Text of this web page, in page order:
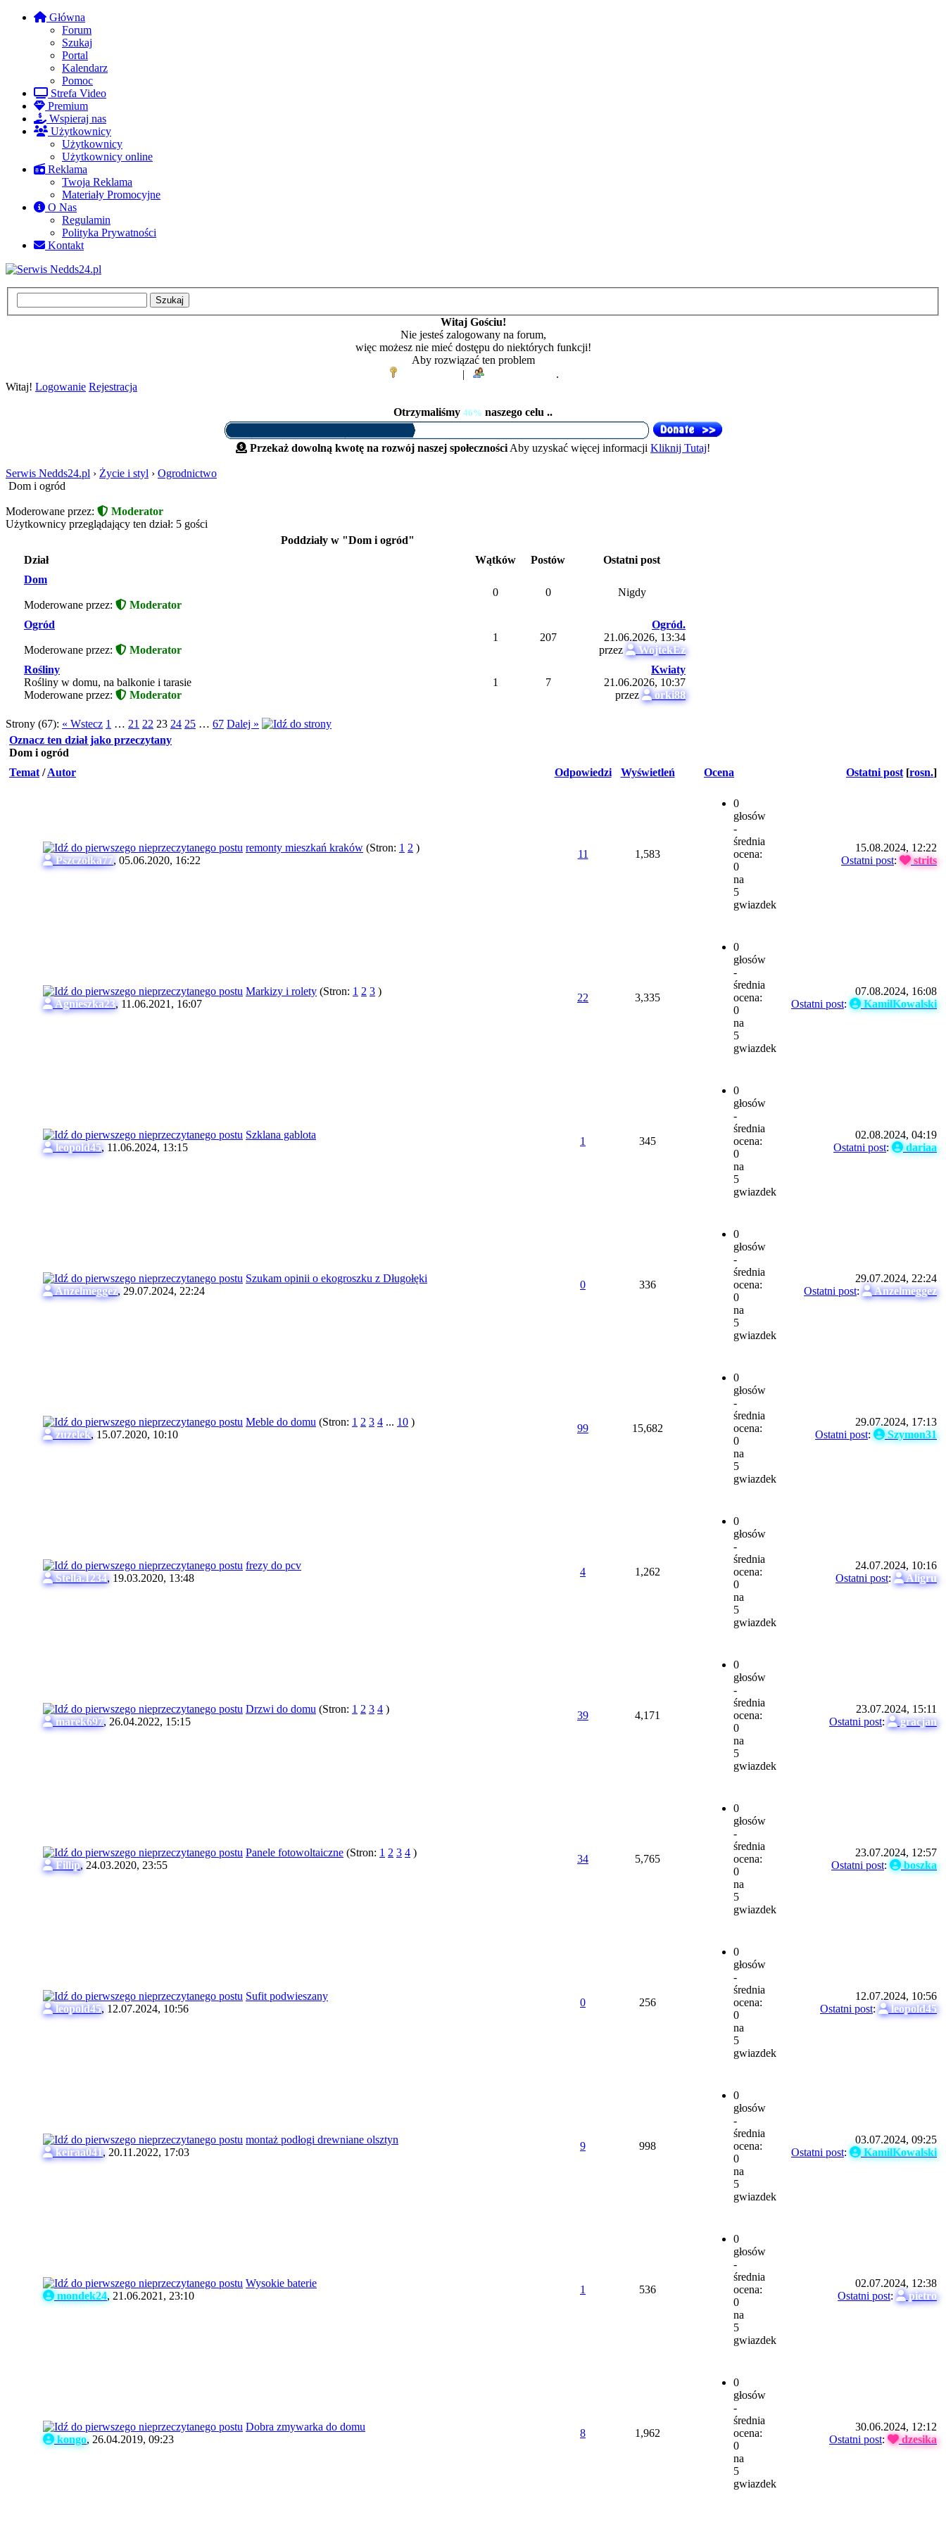
Główna
Forum
Szukaj
Portal
Kalendarz
Pomoc
Strefa Video
Premium
Wspieraj nas
Użytkownicy
Użytkownicy
Użytkownicy online
Reklama
Twoja Reklama
Materiały Promocyjne
O Nas
Regulamin
Polityka Prywatności
Kontakt
Witaj Gościu!
Nie jesteś zalogowany na forum,
więc możesz nie mieć dostępu do niektórych funkcji!
Aby rozwiązać ten problem
|
.
Witaj! Logowanie Rejestracja
Otrzymaliśmy 46% naszego celu ..
Przekaż dowolną kwotę na rozwój naszej społeczności Aby uzyskać więcej informacji Kliknij Tutaj!
Serwis Nedds24.pl › Życie i styl › Ogrodnictwo
Dom i ogród
Moderowane przez:
Moderator
Użytkownicy przeglądający ten dział: 5 gości
Poddziały w "Dom i ogród"
Dział
Wątków Postów
Ostatni post
Dom
Moderowane przez: Moderator
0 0 Nigdy
Ogród
Moderowane przez: Moderator
1 207
Ogród.
21.06.2026, 13:34
przez
WojtekEz
Rośliny
Rośliny w domu, na balkonie i tarasie
Moderowane przez:
Moderator
1 7
Kwiaty
21.06.2026, 10:37
przez
orki88
Strony (67): « Wstecz 1 … 21 22 23 24 25 … 67 Dalej »
Oznacz ten dział jako przeczytany
Dom i ogród
Temat /Autor Odpowiedzi Wyświetleń Ocena Ostatni post [rosn.]
remonty mieszkań kraków (Stron: 1 2 )
Pszczółka77, 05.06.2020, 16:22
11 1,583
0
głosów
-
średnia
ocena:
0
na
5
gwiazdek
15.08.2024, 12:22
Ostatni post: strits
Markizy i rolety (Stron: 1 2 3 )
Agnieszka23, 11.06.2021, 16:07
22 3,335
0
głosów
-
średnia
ocena:
0
na
5
gwiazdek
07.08.2024, 16:08
Ostatni post: KamilKowalski
Szklana gablota
leopold45, 11.06.2024, 13:15
1 345
0
głosów
-
średnia
ocena:
0
na
5
gwiazdek
02.08.2024, 04:19
Ostatni post: dariaa
Szukam opinii o ekogroszku z Długołęki
Anzelmeggez, 29.07.2024, 22:24
0 336
0
głosów
-
średnia
ocena:
0
na
5
gwiazdek
29.07.2024, 22:24
Ostatni post: Anzelmeggez
Meble do domu (Stron: 1 2 3 4 ... 10 )
zuzelek, 15.07.2020, 10:10
99 15,682
0
głosów
-
średnia
ocena:
0
na
5
gwiazdek
29.07.2024, 17:13
Ostatni post: Szymon31
frezy do pcv
Stella.1234, 19.03.2020, 13:48
4 1,262
0
głosów
-
średnia
ocena:
0
na
5
gwiazdek
24.07.2024, 10:16
Ostatni post: Aligru
Drzwi do domu (Stron: 1 2 3 4 )
marek697, 26.04.2022, 15:15
39 4,171
0
głosów
-
średnia
ocena:
0
na
5
gwiazdek
23.07.2024, 15:11
Ostatni post: gracjan
Panele fotowoltaiczne (Stron: 1 2 3 4 )
Fillip, 24.03.2020, 23:55
34 5,765
0
głosów
-
średnia
ocena:
0
na
5
gwiazdek
23.07.2024, 12:57
Ostatni post: boszka
Sufit podwieszany
leopold45, 12.07.2024, 10:56
0 256
0
głosów
-
średnia
ocena:
0
na
5
gwiazdek
12.07.2024, 10:56
Ostatni post: leopold45
montaż podłogi drewniane olsztyn
keiraa041, 20.11.2022, 17:03
9 998
0
głosów
-
średnia
ocena:
0
na
5
gwiazdek
03.07.2024, 09:25
Ostatni post: KamilKowalski
Wysokie baterie
mondek24, 21.06.2021, 23:10
1 536
0
głosów
-
średnia
ocena:
0
na
5
gwiazdek
02.07.2024, 12:38
Ostatni post: pietro
Dobra zmywarka do domu
kongo, 26.04.2019, 09:23
8 1,962
0
głosów
-
średnia
ocena:
0
na
5
gwiazdek
30.06.2024, 12:12
Ostatni post: dzesika